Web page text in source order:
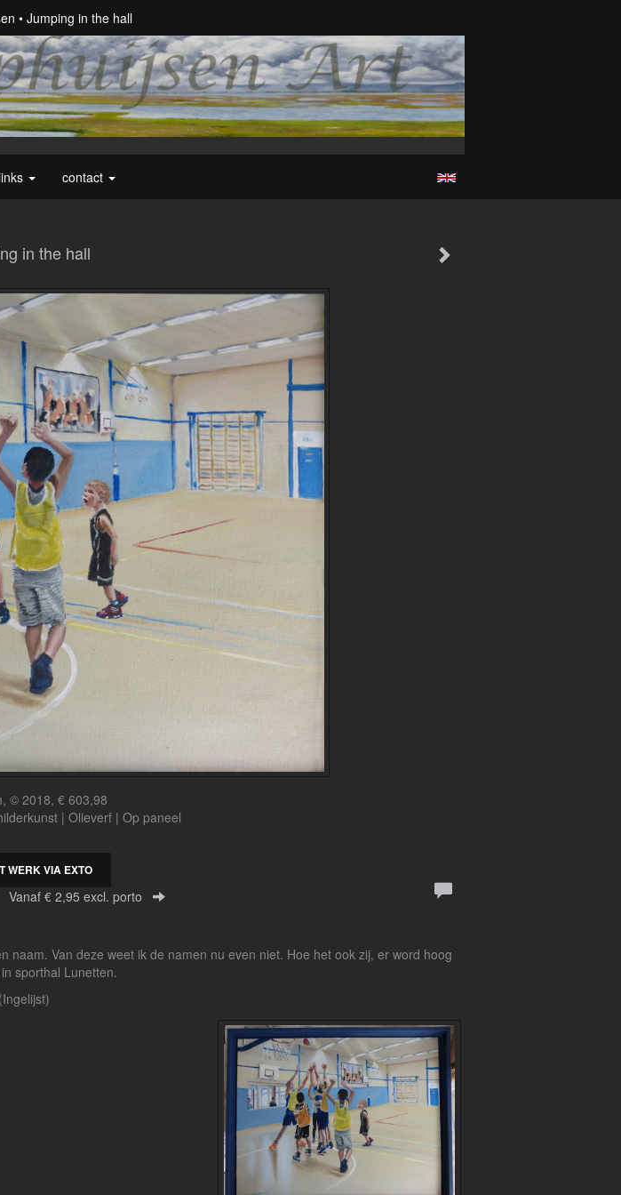
Jumping in the hall
links contact
in the hall
© 2018, € 603,98
| Olieverf | Op paneel
WERK VIA EXTO
Vanaf € 2,95 excl. porto
Van deze weet ik de namen nu even niet. Hoe het ook zij, er word hoog
sporthal Lunetten.
(Ingelijst)